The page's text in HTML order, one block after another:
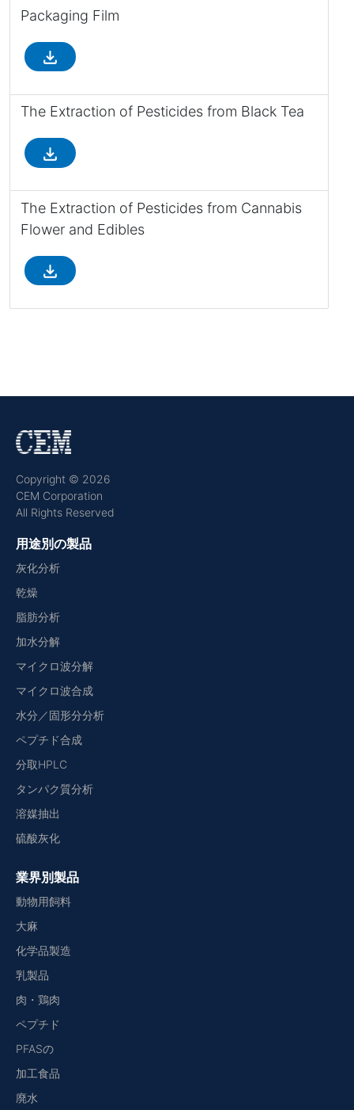
Packaging Film
file_download
The Extraction of Pesticides from Black Tea
file_download
The Extraction of Pesticides from Cannabis
Flower and Edibles
file_download
Copyright © 2026
CEM Corporation
All Rights Reserved
用途別の製品
灰化分析
乾燥
脂肪分析
加水分解
マイクロ波分解
マイクロ波合成
水分／固形分分析
ペプチド合成
分取HPLC
タンパク質分析
溶媒抽出
硫酸灰化
業界別製品
動物用飼料
大麻
化学品製造
乳製品
肉・鶏肉
ペプチド
PFASの
加工食品
廃水